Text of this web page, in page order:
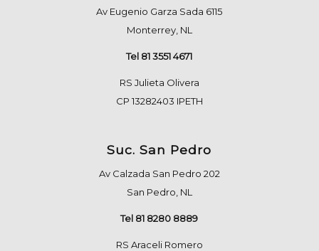
Av Eugenio Garza Sada 6115
Monterrey, NL
Tel 81 3551 4671
RS Julieta Olivera
CP 13282403 IPETH
Suc. San Pedro
Av Calzada San Pedro 202
San Pedro, NL
Tel 81 8280 8889
RS Araceli Romero